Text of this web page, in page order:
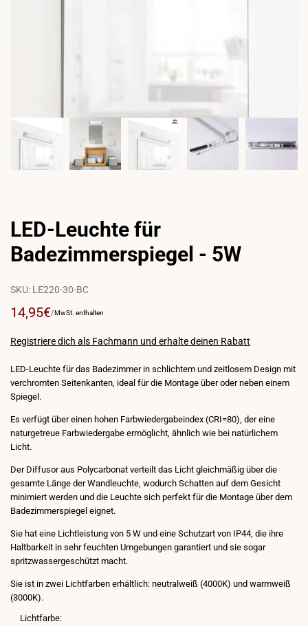
LED-Leuchte für
Badezimmerspiegel - 5W
SKU: LE220-30-BC
Verkaufspreis
14,95€PREIS
/FÜR
MwSt. enthalten
Registriere dich als Fachmann und erhalte deinen Rabatt
LED-Leuchte für das Badezimmer in schlichtem und zeitlosem Design mit
verchromten Seitenkanten, ideal für die Montage über oder neben einem
Spiegel.
Es verfügt über einen hohen Farbwiedergabeindex (CRI=80), der eine
naturgetreue Farbwiedergabe ermöglicht, ähnlich wie bei natürlichem
Licht.
Der Diffusor aus Polycarbonat verteilt das Licht gleichmäßig über die
gesamte Länge der Wandleuchte, wodurch Schatten auf dem Gesicht
minimiert werden und die Leuchte sich perfekt für die Montage über dem
Badezimmerspiegel eignet.
Sie hat eine Lichtleistung von 5 W und eine Schutzart von IP44, die ihre
Haltbarkeit in sehr feuchten Umgebungen garantiert und sie sogar
spritzwassergeschützt macht.
Sie ist in zwei Lichtfarben erhältlich: neutralweiß (4000K) und warmweiß
(3000K).
Lichtfarbe: